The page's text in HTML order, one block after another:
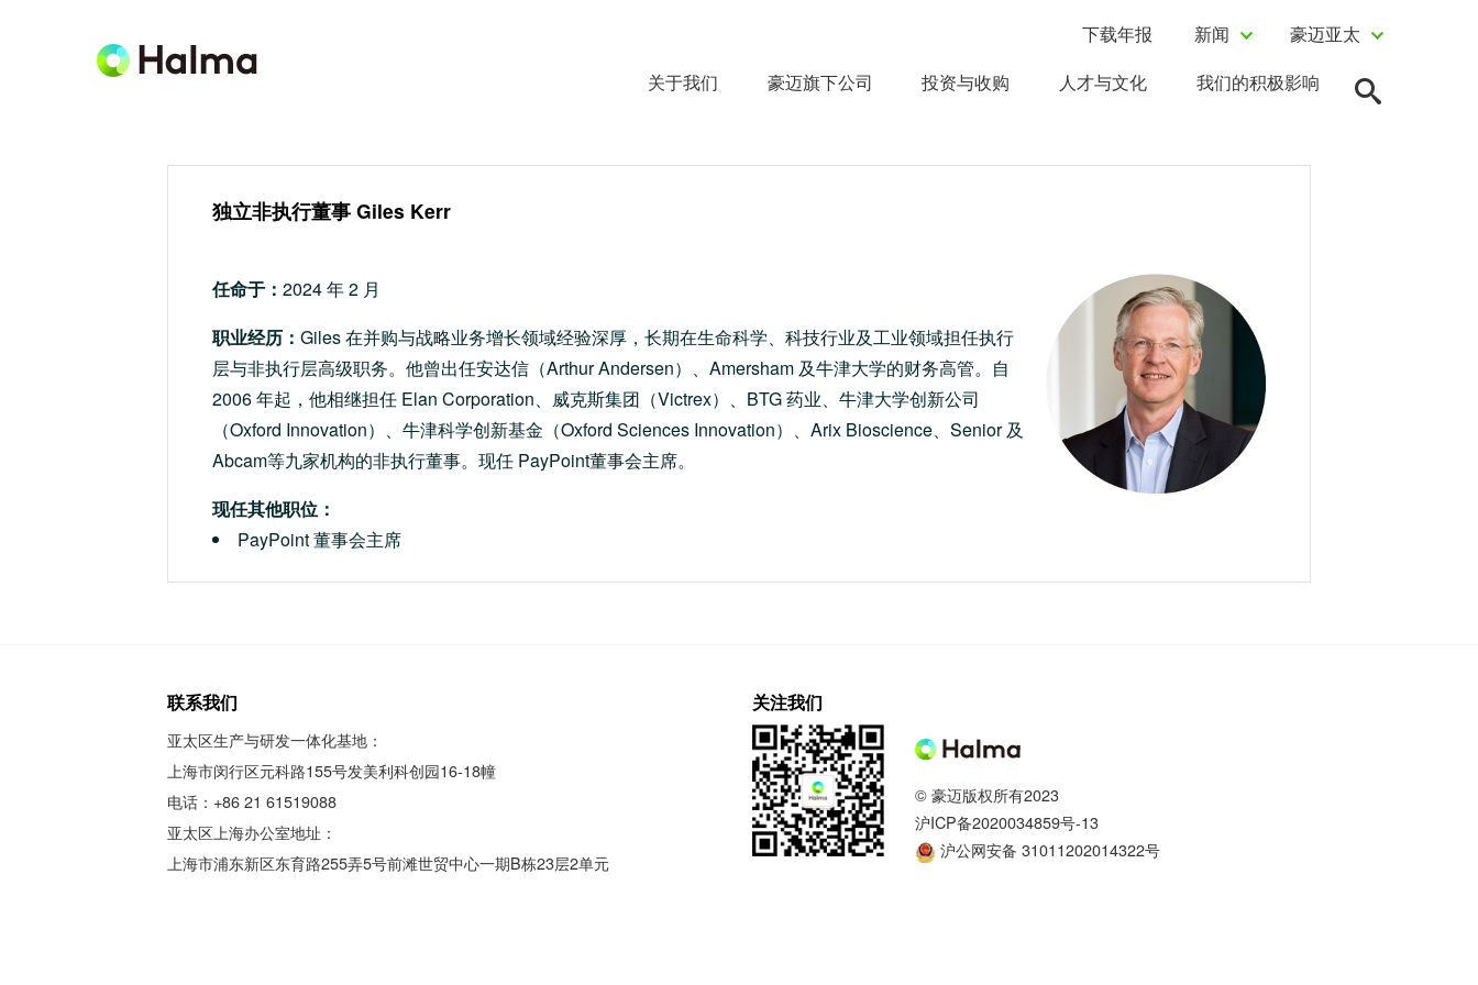
下载年报 新闻
豪迈亚太
关于我们
豪迈旗下公司 投资与收购 人才与文化 我们的积极影响
独立非执行董事 Giles Kerr
任命于： 2024 年 2 月
职业经历： Giles 在并购与战略业务增长领域经验深厚，长期在生命科学、科技行业及工业领域担任执行
层与非执行层高级职务。他曾出任安达信（Arthur Andersen）、Amersham 及牛津大学的财务高管。自
2006 年起，他相继担任 Elan Corporation、威克斯集团（Victrex）、BTG 药业、牛津大学创新公司
（Oxford Innovation）、牛津科学创新基金（Oxford Sciences Innovation）、Arix Bioscience、Senior 及
Abcam等九家机构的非执行董事。现任 PayPoint董事会主席。
现任其他职位：
PayPoint 董事会主席
联系我们
亚太区生产与研发一体化基地：
上海市闵行区元科路155号发美利科创园16-18幢
电话：+86 21 61519088
亚太区上海办公室地址：
上海市浦东新区东育路255弄5号前滩世贸中心一期B栋23层2单元
关注我们
© 豪迈版权所有2023
沪ICP备2020034859号-13
沪公网安备 31011202014322号